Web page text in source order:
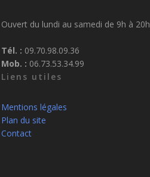
Ouvert du lundi au samedi de 9h à 20h
Tél. : 09.70.98.09.36
Mob. : 06.73.53.34.99
Liens utiles
Mentions légales
Plan du site
Contact